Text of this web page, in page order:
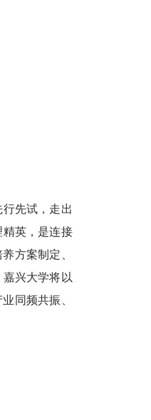
先试，走出
精英，是连接
方案制定、
兴大学将以
同频共振、